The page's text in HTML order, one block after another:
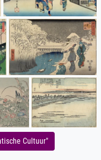
Cultuur"